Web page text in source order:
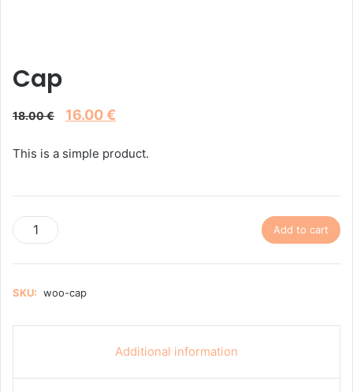
Cap
18.00€
Original
was:
18.00 €.
16.00€
is:
16.00 €.
This is a simple product.
Cap
quantity
Add to cart
SKU: woo-cap
Additional information